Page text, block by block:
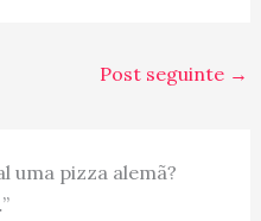
Post seguinte →
uma pizza alemã?